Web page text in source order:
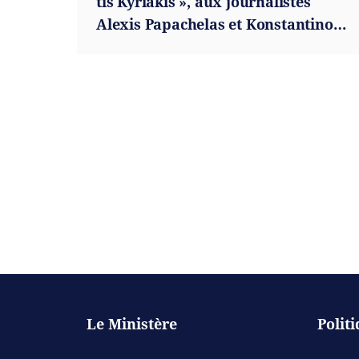
Alexis Papachelas et Konstantinos
Le Ministère